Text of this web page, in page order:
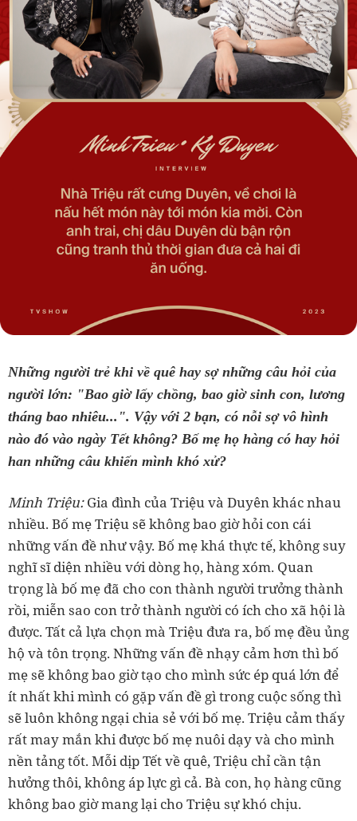
người lớn: "Bao giờ lấy chồng, bao giờ sinh con, lương
tháng bao nhiêu...". Vậy với 2 bạn, có nỗi sợ vô hình
nào đó vào ngày Tết không? Bố mẹ họ hàng có hay hỏi
han những câu khiến mình khó xử?
‏Minh Triệu:Gia đình của Triệu và Duyên khác nhau
nhiều. Bố mẹ Triệu sẽ không bao giờ hỏi con cái
những vấn đề như vậy. Bố mẹ khá thực tế, không suy
nghĩ sĩ diện nhiều với dòng họ, hàng xóm. Quan
trọng là bố mẹ đã cho con thành người trưởng thành
rồi, miễn sao con trở thành người có ích cho xã hội là
được. Tất cả lựa chọn mà Triệu đưa ra, bố mẹ đều ủng
hộ và tôn trọng. Những vấn đề nhạy cảm hơn thì bố
mẹ sẽ không bao giờ tạo cho mình sức ép quá lớn để
ít nhất khi mình có gặp vấn đề gì trong cuộc sống thì
sẽ luôn không ngại chia sẻ với bố mẹ. Triệu cảm thấy
rất may mắn khi được bố mẹ nuôi dạy và cho mình
nền tảng tốt. Mỗi dịp Tết về quê, Triệu chỉ cần tận
hưởng thôi, không áp lực gì cả. Bà con, họ hàng cũng